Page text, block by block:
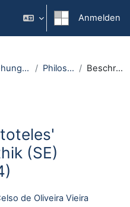
Anmelden
Philosophie und Erziehungswissenschaft Philosophie Beschreibung
(SE)
de Oliveira Vieira